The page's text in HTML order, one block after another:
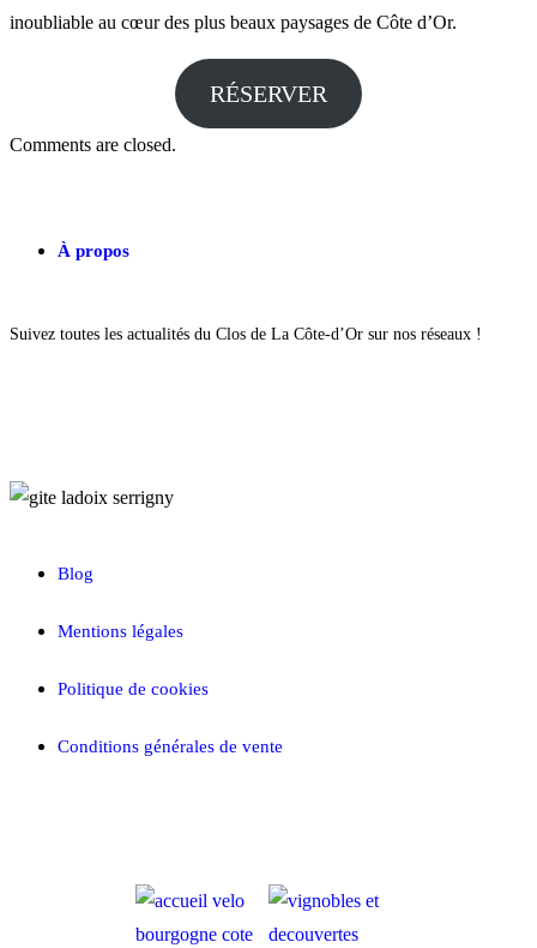
inoubliable au cœur des plus beaux paysages de Côte d’Or.
RÉSERVER
Comments are closed.
À propos
Suivez toutes les actualités du Clos de La Côte-d’Or sur nos réseaux !
Blog
Mentions légales
Politique de cookies
Conditions générales de vente